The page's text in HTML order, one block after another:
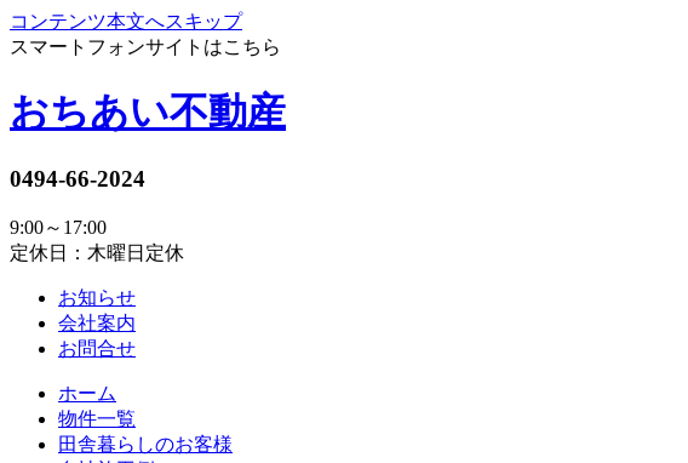
コンテンツ本文へスキップ
スマートフォンサイトはこちら
おちあい不動産
0494-66-2024
9:00～17:00
定休日：木曜日定休
お知らせ
会社案内
お問合せ
ホーム
物件一覧
田舎暮らしのお客様